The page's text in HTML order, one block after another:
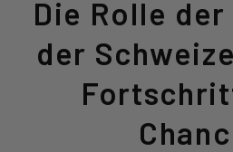
Die Rolle
der